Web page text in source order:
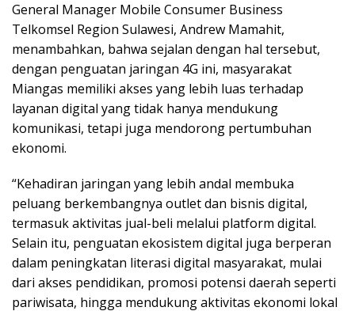
General Manager Mobile Consumer Business
Telkomsel Region Sulawesi, Andrew Mamahit,
menambahkan, bahwa sejalan dengan hal tersebut,
dengan penguatan jaringan 4G ini, masyarakat
Miangas memiliki akses yang lebih luas terhadap
layanan digital yang tidak hanya mendukung
komunikasi, tetapi juga mendorong pertumbuhan
ekonomi.
“Kehadiran jaringan yang lebih andal membuka
peluang berkembangnya outlet dan bisnis digital,
termasuk aktivitas jual-beli melalui platform digital.
Selain itu, penguatan ekosistem digital juga berperan
dalam peningkatan literasi digital masyarakat, mulai
dari akses pendidikan, promosi potensi daerah seperti
pariwisata, hingga mendukung aktivitas ekonomi lokal